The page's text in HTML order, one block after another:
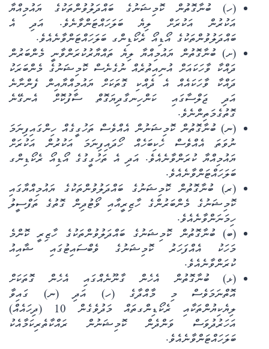
(ހ) ބުނާގޮތުން ކޮމިޝަނުގެ ބައްދަލުވުންތަކުގެ ޔައުމިއްޔާ
އަކުރުން އަކުރަށް ލިޔެ ބަލަހައްޓަންވާނެވެ. އަދި އެ
ބައްދަލުވުންތަކުގެ އޯޑިއޯ ރެކޯޑިންގ ބަލަހައްޓަންވާނެއެވެ.
(ށ) ބުނާގޮތުން ޔައުމިއްޔާ ލިޔެ ތައްޔާރުކުރަންވާނީ މެންބަރުން
ދައްކާ ވާހަކައަށް އުނިއިތުރެއް ނުގެނެސް ކޮމިޝަނުގެ މެންބަރަކު
ދައްކާ ވާހަކައެއް އެ ދެއްކި ގޮތަކަށް ޔައުމިއްޔާއިން ފެންނާނެ
އަދި ޖަލްސާގައި ކަންހިނގާދިޔަގޮތް ސާފުކޮށް އެނގޭނެ
ގޮތުގެމަތިންނެވެ.
(ނ) ބުނާގޮތުން ކޮމިޝަނުން އެއްވެސް ތަހުގީގެއް ހިންގައިފިނަމަ
ނުވަތަ އެއްވެސް ހެކިބަހެއް ހޯދައިފިނަމަ އަކުރުން އަކުރަށް
ޔައުމިއްޔާ ކުރަންވާނެއެވެ. އަދި އެ ތަހުގީގުގެ އޯޑިއޯ ރެކޯޑިންގ
ބަލަހައްޓަންވާނެއެވެ.
(ރ) ބުނާގޮތުން ކޮމިޝަނުގެ ބައްދަލުވުންތަކުގެ ޔައުމިއްޔާގައި
ކޮމިޝަނުގެ މެންބަރުންގެ ހާޒިރީއާއި ވޯޓުދިން ގޮތުގެ ތަފްސީލު
ހިމަނަންވާނެއެވެ.
(ބ) ބުނާގޮތުން ކޮމިޝަނުގެ ބައްދަލުވުންތަކުގެ ހާޒިރީ ކޮންމެ
މަހަކު އެއްފަހަރު ކޮމިޝަނުގެ ވެބްސައިޓުގައި ޝާއިއު
ކުރަންވާނެއެވެ.
(ޅ) ބުނާގޮތުން އެހެން ގާނޫނެއްގައި އެހެން ގޮތަކަށް
އޮތްނަމަވެސް މި މާއްދާގެ (ހ) އަދި (ނ) ގައިވާ
ލިޔެކިޔުންތަކާއި ރެކޯޑިންގތައް މަދުވެގެން 10 (ދިހައެއް)
އަހަރުދުވަސް ވަންދެން ކޮމިޝަނުން ރައްކާތެރިކަމާއެކު
ބަލަހައްޓަންވާނެއެވެ.